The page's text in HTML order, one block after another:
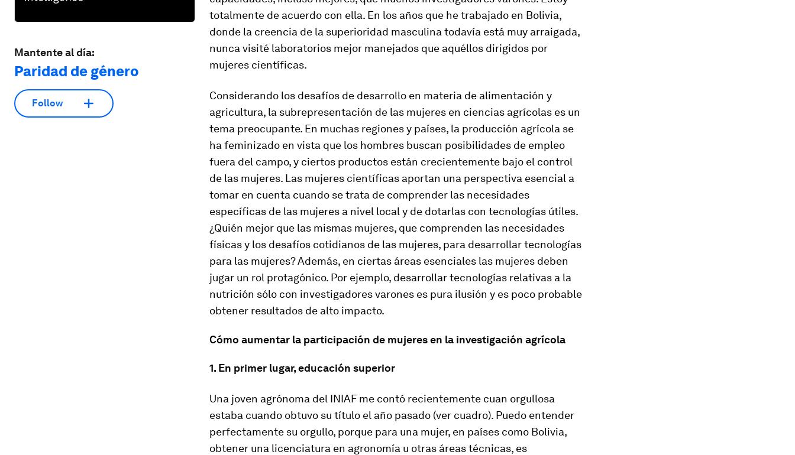
Mantente al día:
Paridad de género
Follow
totalmente de acuerdo con ella. En los años que he trabajado en Bolivia,
donde la creencia de la superioridad masculina todavía está muy arraigada,
nunca visité laboratorios mejor manejados que aquéllos dirigidos por
mujeres científicas.
Considerando los desafíos de desarrollo en materia de alimentación y
agricultura, la subrepresentación de las mujeres en ciencias agrícolas es un
tema preocupante. En muchas regiones y países, la producción agrícola se
ha feminizado en vista que los hombres buscan posibilidades de empleo
fuera del campo, y ciertos productos están crecientemente bajo el control
de las mujeres. Las mujeres científicas aportan una perspectiva esencial a
tomar en cuenta cuando se trata de comprender las necesidades
específicas de las mujeres a nivel local y de dotarlas con tecnologías útiles.
¿Quién mejor que las mismas mujeres, que comprenden las necesidades
físicas y los desafíos cotidianos de las mujeres, para desarrollar tecnologías
para las mujeres? Además, en ciertas áreas esenciales las mujeres deben
jugar un rol protagónico. Por ejemplo, desarrollar tecnologías relativas a la
nutrición sólo con investigadores varones es pura ilusión y es poco probable
obtener resultados de alto impacto.
Cómo aumentar la participación de mujeres en la investigación agrícola
1. En primer lugar, educación superior
Una joven agrónoma del INIAF me contó recientemente cuan orgullosa
estaba cuando obtuvo su título el año pasado (ver cuadro). Puedo entender
perfectamente su orgullo, porque para una mujer, en países como Bolivia,
obtener una licenciatura en agronomía u otras áreas técnicas, es